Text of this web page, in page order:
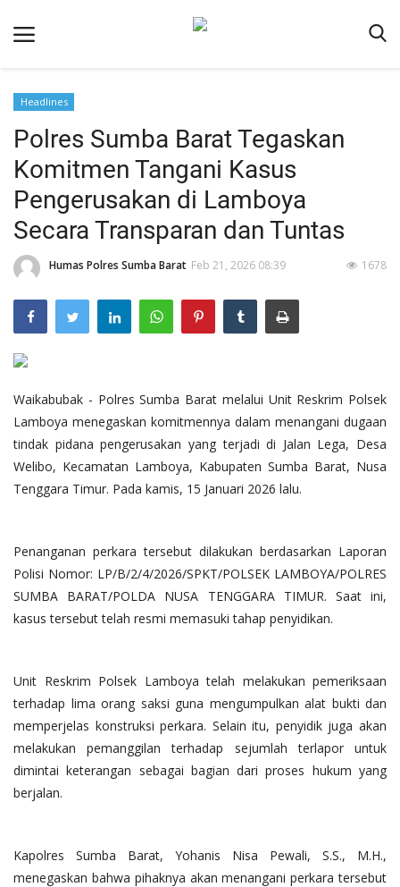
Redaksi
Binkam
Giat Ops
Polisi Kita
Headlines
Polres Sumba Barat Tegaskan
Komitmen Tangani Kasus
Pengerusakan di Lamboya
Secara Transparan dan Tuntas
Humas Polres Sumba Barat Feb 21, 2026 08:39 1678
Waikabubak - Polres Sumba Barat melalui Unit Reskrim Polsek
Lamboya menegaskan komitmennya dalam menangani dugaan
tindak pidana pengerusakan yang terjadi di Jalan Lega, Desa
Welibo, Kecamatan Lamboya, Kabupaten Sumba Barat, Nusa
Tenggara Timur. Pada kamis, 15 Januari 2026 lalu.
Penanganan perkara tersebut dilakukan berdasarkan Laporan
Polisi Nomor: LP/B/2/4/2026/SPKT/POLSEK LAMBOYA/POLRES
SUMBA BARAT/POLDA NUSA TENGGARA TIMUR. Saat ini,
kasus tersebut telah resmi memasuki tahap penyidikan.
Unit Reskrim Polsek Lamboya telah melakukan pemeriksaan
terhadap lima orang saksi guna mengumpulkan alat bukti dan
memperjelas konstruksi perkara. Selain itu, penyidik juga akan
melakukan pemanggilan terhadap sejumlah terlapor untuk
dimintai keterangan sebagai bagian dari proses hukum yang
berjalan.
Kapolres Sumba Barat, Yohanis Nisa Pewali, S.S., M.H.,
menegaskan bahwa pihaknya akan menangani perkara tersebut